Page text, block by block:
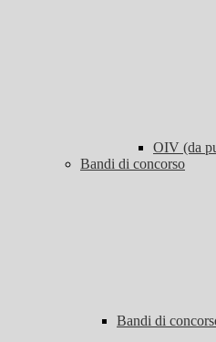
OIV (da
Bandi di concorso
Bandi di